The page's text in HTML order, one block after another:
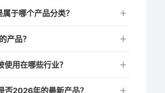
于哪个产品分类？
产品？
用在哪些行业？
2026年的最新产品？